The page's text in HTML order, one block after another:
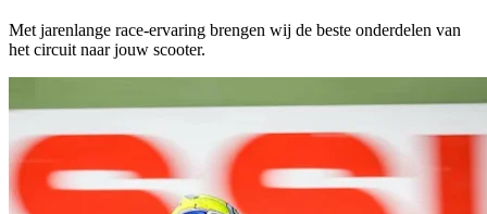
Met jarenlange race-ervaring brengen wij de beste onderdelen van
het circuit naar jouw scooter.